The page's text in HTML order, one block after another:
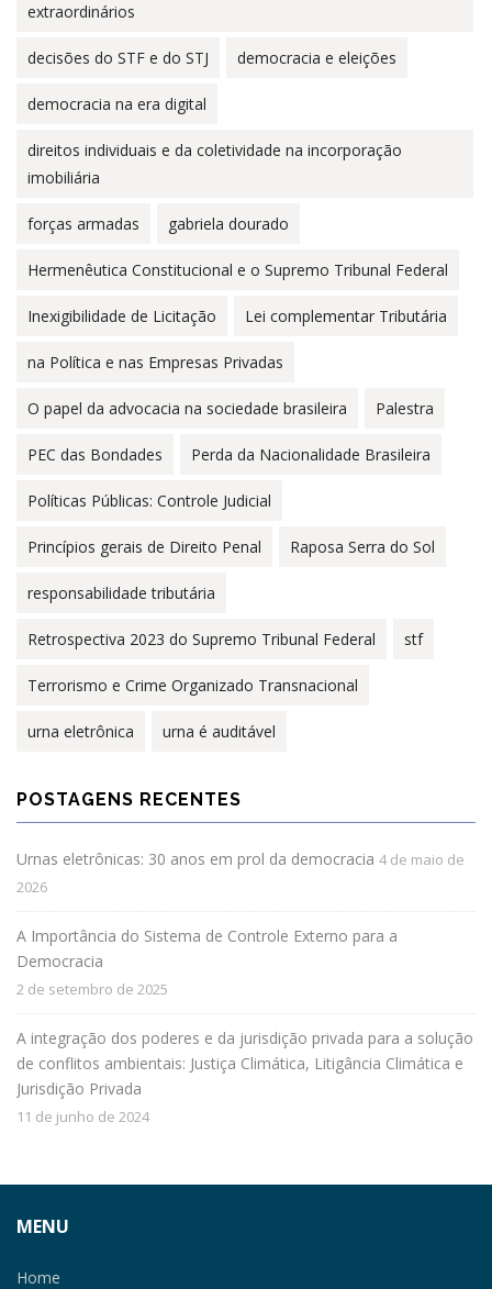
extraordinários
decisões do STF e do STJ democracia e eleições
democracia na era digital
direitos individuais e da coletividade na incorporação
imobiliária
forças armadas gabriela dourado
Hermenêutica Constitucional e o Supremo Tribunal Federal
Inexigibilidade de Licitação Lei complementar Tributária
na Política e nas Empresas Privadas
O papel da advocacia na sociedade brasileira Palestra
PEC das Bondades Perda da Nacionalidade Brasileira
Políticas Públicas: Controle Judicial
Princípios gerais de Direito Penal Raposa Serra do Sol
responsabilidade tributária
Retrospectiva 2023 do Supremo Tribunal Federal stf
Terrorismo e Crime Organizado Transnacional
urna eletrônica urna é auditável
POSTAGENS RECENTES
Urnas eletrônicas: 30 anos em prol da democracia 4 de maio de
2026
A Importância do Sistema de Controle Externo para a
Democracia
2 de setembro de 2025
A integração dos poderes e da jurisdição privada para a solução
de conflitos ambientais: Justiça Climática, Litigância Climática e
Jurisdição Privada
11 de junho de 2024
MENU
Home